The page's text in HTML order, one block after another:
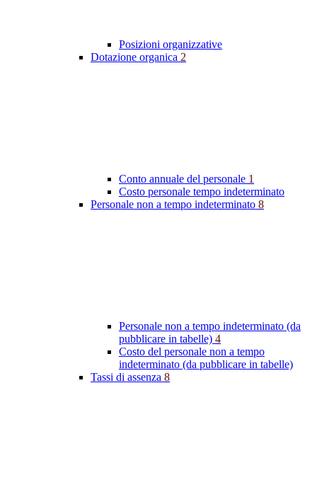
Posizioni organizzative
Dotazione organica 2
Conto annuale del personale 1
Costo personale tempo indeterminato
Personale non a tempo indeterminato 8
Personale non a tempo indeterminato (da
pubblicare in tabelle) 4
Costo del personale non a tempo
indeterminato (da pubblicare in tabelle)
Tassi di assenza 8